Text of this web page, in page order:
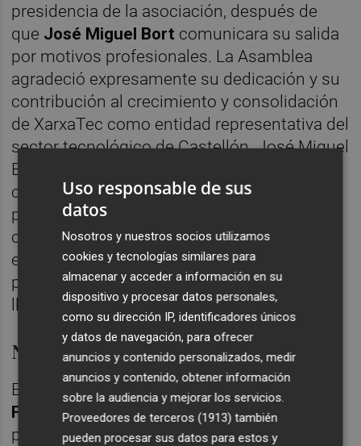
presidencia de la asociación, después de
que José Miguel Bort comunicara su salida
por motivos profesionales. La Asamblea
agradeció expresamente su dedicación y su
contribución al crecimiento y consolidación
de XarxaTec como entidad representativa del
sector tecnológico de Castellón. José Miguel
Bort quiso despedirse trasladando su
confianza en el equipo: «Dejo la presidencia
por motivos estrictamente profesionales y
con la tranquilidad de que el proyecto queda
en las mejores manos. XarxaTec tiene un
plan sólido y una Junta comprometida para
llevarlo a cabo».
Nueva etapa
En esta nueva etapa,
Francisco José Vea
Folch
, de la empresaSimetría, asume la
presidencia de XarxaTec. La configuración
Uso responsable de sus
datos
Nosotros y nuestros socios utilizamos
cookies y tecnologías similares para
almacenar y acceder a información en su
dispositivo y procesar datos personales,
como su dirección IP, identificadores únicos
y datos de navegación, para ofrecer
anuncios y contenido personalizados, medir
anuncios y contenido, obtener información
sobre la audiencia y mejorar los servicios.
Proveedores de terceros (1913) también
pueden procesar sus datos para estos y